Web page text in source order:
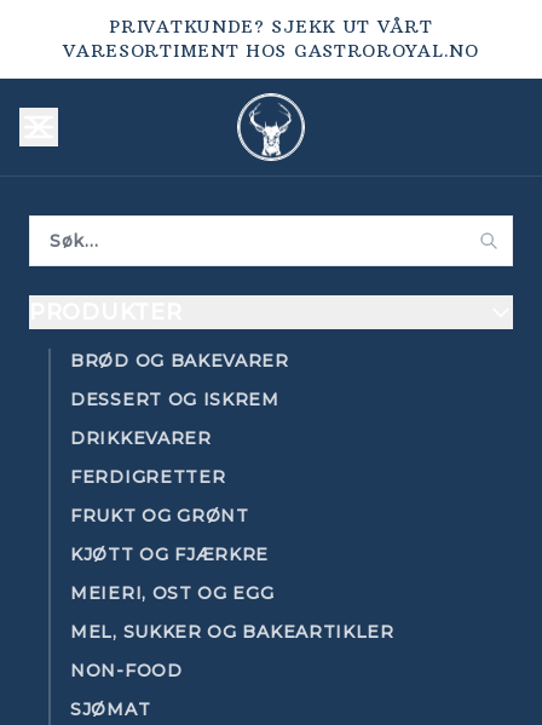
PRIVATKUNDE? SJEKK UT VÅRT
VARESORTIMENT HOS GASTROROYAL.NO
BRØD OG BAKEVARER
DESSERT OG ISKREM
DRIKKEVARER
FERDIGRETTER
FRUKT OG GRØNT
KJØTT OG FJÆRKRE
MEIERI, OST OG EGG
MEL, SUKKER OG BAKEARTIKLER
NON-FOOD
SJØMAT